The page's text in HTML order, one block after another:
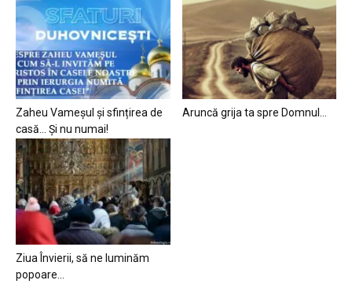
Zaheu Vameșul și sfințirea de
casă… Și nu numai!
Aruncă grija ta spre Domnul…
Ziua Învierii, să ne luminăm
popoare…